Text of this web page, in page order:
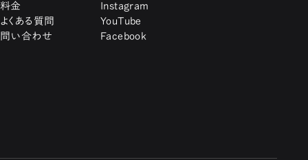
料金
よくある質問
問い合わせ
Instagram
YouTube
Facebook